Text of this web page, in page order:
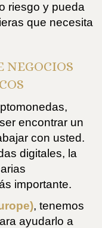
riesgo y pueda
que necesita
NEGOCIOS
encontrar un
con usted.
digitales, la
importante.
, tenemos
ayudarlo a